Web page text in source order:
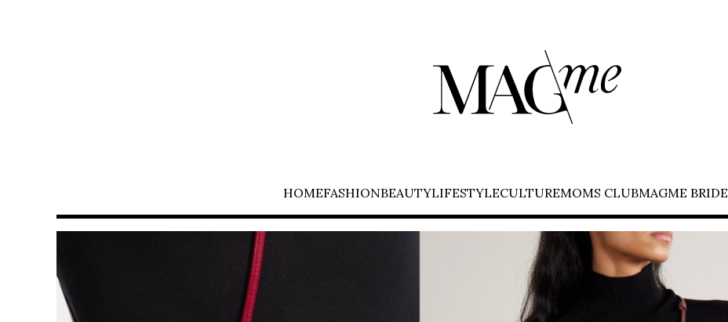
HOMEFASHIONBEAUTYLIFESTYLECULTUREMOMS CLUBMAGME BRIDE